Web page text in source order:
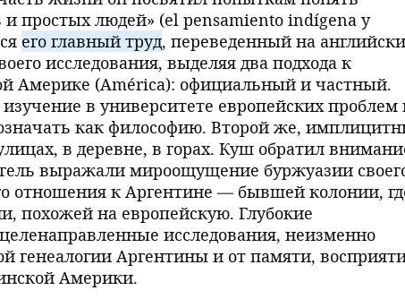
простых людей» (el pensamiento indígena y
его главный труд, переведенный на
исследования, выделяя два подхода к
Америке (América): официальный и частный.
в университете европейских проблем
как философию. Второй же,
в деревне, в горах. Куш обратил
выражали мироощущение буржуазии
отношения к Аргентине — бывшей колонии,
похожей на европейскую. Глубокие
исследования, неизменно
генеалогии Аргентины и от памяти,
Америки.